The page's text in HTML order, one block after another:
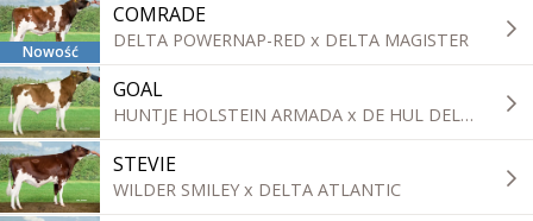
Nowość
COMRADE
DELTA POWERNAP-RED x DELTA MAGISTER
GOAL
HUNTJE HOLSTEIN ARMADA x DE HUL DELTA MAESTRO
STEVIE
WILDER SMILEY x DELTA ATLANTIC